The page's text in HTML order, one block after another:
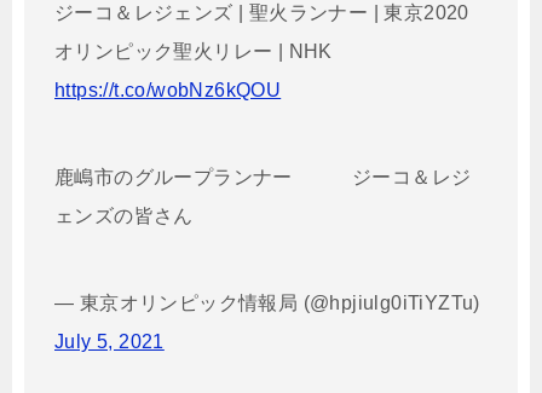
ジーコ＆レジェンズ | 聖火ランナー | 東京2020
オリンピック聖火リレー | NHK
https://t.co/wobNz6kQOU
鹿嶋市のグループランナー ジーコ＆レジ
ェンズの皆さん
— 東京オリンピック情報局 (@hpjiulg0iTiYZTu)
July 5, 2021